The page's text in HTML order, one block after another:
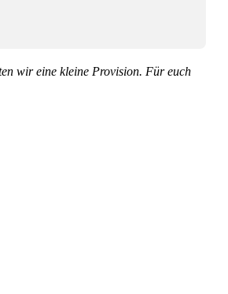
wir eine kleine Provision. Für euch